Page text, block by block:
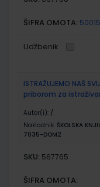
ŠIFRA OMOTA:
Udžbenik
ISTRAŽUJEMO NAŠ
priborom za
Autor(i): /
Nakladnik: ŠKOLSKA
7035-DOM2
SKU: 567765
ŠIFRA OMOTA: